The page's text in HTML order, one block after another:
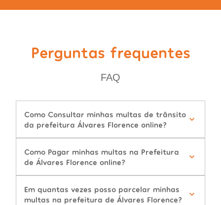
Perguntas frequentes
FAQ
Como Consultar minhas multas de trânsito
da prefeitura Álvares Florence online?
Como Pagar minhas multas na Prefeitura
de Álvares Florence online?
Em quantas vezes posso parcelar minhas
multas na prefeitura de Álvares Florence?